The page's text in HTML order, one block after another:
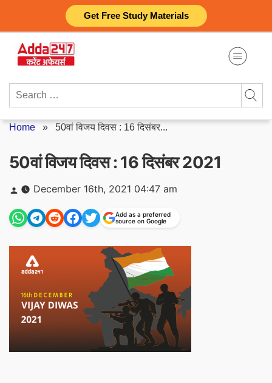
Get Free Study Materials
content
Search
Home » 50वां विजय दिवस : 16 दिसंबर...
50वां विजय दिवस : 16 दिसंबर 2021
Posted
by
December 16th, 2021 04:47 am
Add as a preferred
source on Google